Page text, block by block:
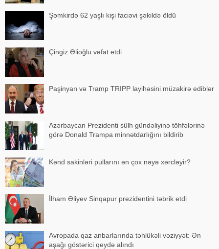
Şəmkirdə 62 yaşlı kişi faciəvi şəkildə öldü
Çingiz Əlioğlu vəfat etdi
Paşinyan və Tramp TRIPP layihəsini müzakirə ediblər
Azərbaycan Prezidenti sülh gündəliyinə töhfələrinə
görə Donald Trampa minnətdarlığını bildirib
Kənd sakinləri pullarını ən çox nəyə xərcləyir?
İlham Əliyev Sinqapur prezidentini təbrik etdi
Avropada qaz anbarlarında təhlükəli vəziyyət: Ən
aşağı göstərici qeydə alındı